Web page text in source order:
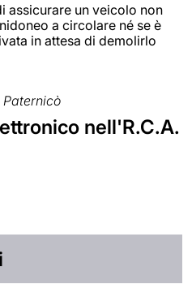
assicurare un veicolo non
a circolare né se è
in attesa di demolirlo
Paternicò
nell'R.C.A.